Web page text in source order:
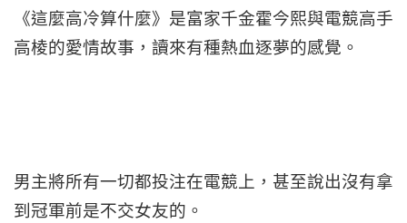
《這麼高冷算什麼》是富家千金霍今熙與電競高手
高棱的愛情故事，讀來有種熱血逐夢的感覺。
男主將所有一切都投注在電競上，甚至說出沒有拿
到冠軍前是不交女友的。